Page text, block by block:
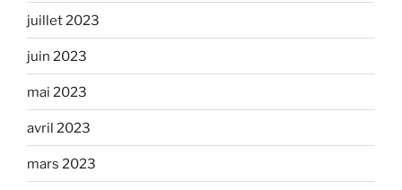
juillet 2023
juin 2023
mai 2023
avril 2023
mars 2023